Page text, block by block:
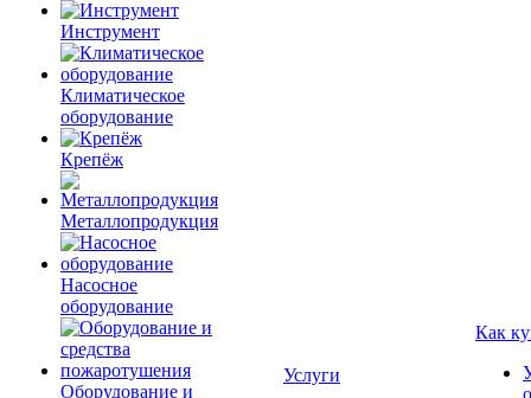
Инструмент
Климатическое
оборудование
Крепёж
Металлопродукция
Насосное
оборудование
Оборудование и
Услуги
Как